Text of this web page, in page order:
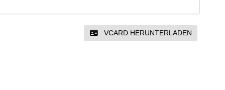
VCARD HERUNTERLADEN